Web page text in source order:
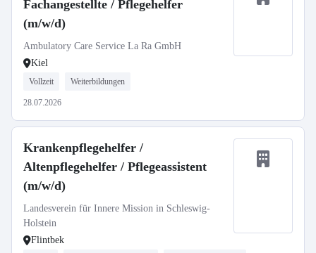
Fachangestellte / Pflegehelfer
(m/w/d)
Ambulatory Care Service La Ra GmbH
Kiel
Vollzeit Weiterbildungen
28.07.2026
Krankenpflegehelfer /
Altenpflegehelfer / Pflegeassistent
(m/w/d)
Landesverein für Innere Mission in Schleswig-
Holstein
Flintbek